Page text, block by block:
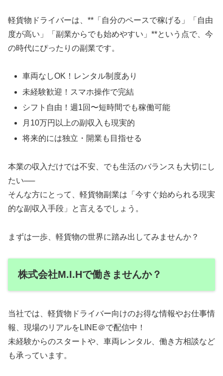
軽貨物ドライバーは、**「自分のペースで稼げる」「自由
度が高い」「副業からでも始めやすい」**という点で、今
の時代にぴったりの副業です。
車両なしOK！レンタル制度あり
未経験歓迎！スマホ操作で完結
シフト自由！週1回〜短時間でも稼働可能
月10万円以上の副収入も現実的
将来的には独立・開業も目指せる
本業の収入だけでは不安、でも生活のバランスも大切にし
たい──
そんな方にとって、軽貨物副業は「今すぐ始められる現実
的な副収入手段」と言えるでしょう。
まずは一歩、軽貨物の世界に踏み出してみませんか？
株式会社M.I.Hで働きませんか？
当社では、軽貨物ドライバー向けのお得な情報やお仕事情
報、現場のリアルをLINE＠で配信中！
未経験からのスタートや、車両レンタル、働き方相談など
も承っています。